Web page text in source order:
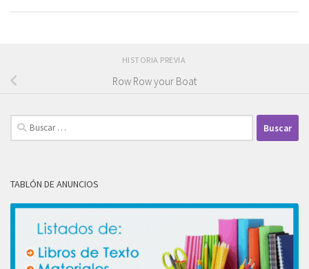
HISTORIA PREVIA
Row Row your Boat
Buscar:
TABLÓN DE ANUNCIOS